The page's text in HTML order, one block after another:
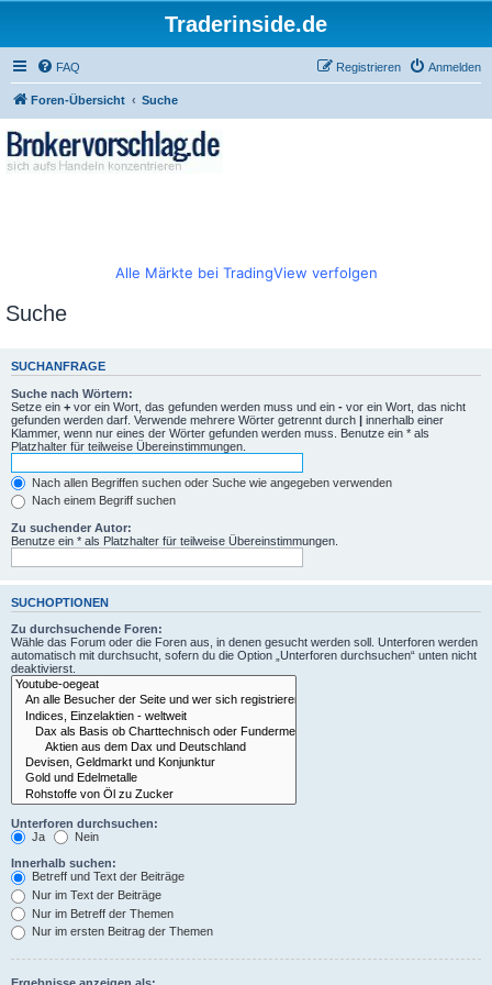
Traderinside.de
FAQ Anmelden
Registrieren
Foren-Übersicht Suche
Alle Märkte bei TradingView verfolgen
Suche
SUCHANFRAGE
Suche nach Wörtern:
Setze ein + vor ein Wort, das gefunden werden muss und ein - vor ein Wort, das nicht
gefunden werden darf. Verwende mehrere Wörter getrennt durch | innerhalb einer
Klammer, wenn nur eines der Wörter gefunden werden muss. Benutze ein * als
Platzhalter für teilweise Übereinstimmungen.
Nach allen Begriffen suchen oder Suche wie angegeben verwenden
Nach einem Begriff suchen
Zu suchender Autor:
Benutze ein * als Platzhalter für teilweise Übereinstimmungen.
SUCHOPTIONEN
Zu durchsuchende Foren:
Wähle das Forum oder die Foren aus, in denen gesucht werden soll. Unterforen werden
automatisch mit durchsucht, sofern du die Option „Unterforen durchsuchen“ unten nicht
deaktivierst.
Unterforen durchsuchen:
Ja
Nein
Innerhalb suchen:
Betreff und Text der Beiträge
Nur im Text der Beiträge
Nur im Betreff der Themen
Nur im ersten Beitrag der Themen